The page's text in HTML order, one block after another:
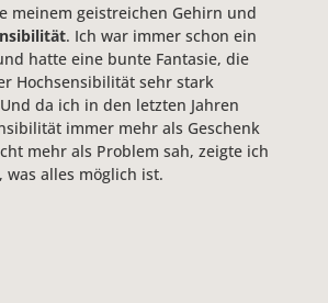
meinem geistreichen Gehirn und
. Ich war immer schon ein
hatte eine bunte Fantasie, die
Hochsensibilität sehr stark
da ich in den letzten Jahren
immer mehr als Geschenk
mehr als Problem sah, zeigte ich
was alles möglich ist.